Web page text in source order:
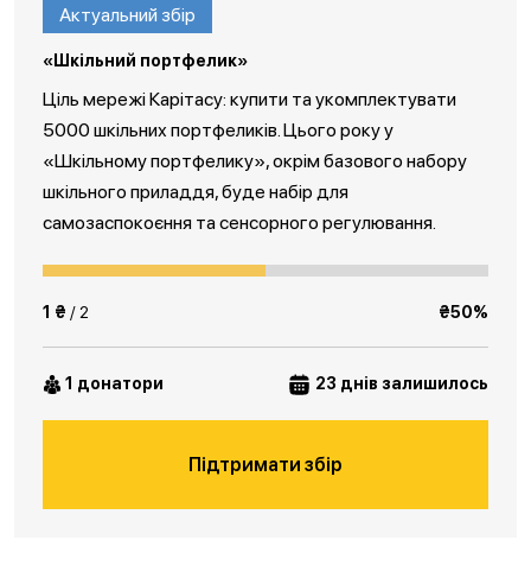
Актуальний збір
«Шкільний портфелик»
Ціль мережі Карітасу: купити та укомплектувати
5000 шкільних портфеликів. Цього року у
«Шкільному портфелику», окрім базового набору
шкільного приладдя, буде набір для
самозаспокоєння та сенсорного регулювання.
1 ₴ / 2 ₴50%
1 донатори 23 днів залишилось
Підтримати збір